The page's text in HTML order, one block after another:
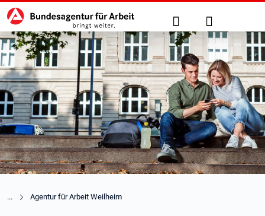
zu den Hauptinhalten springen
Hauptnavigation Suche Anmelden
Agentur für Arbeit Weilheim